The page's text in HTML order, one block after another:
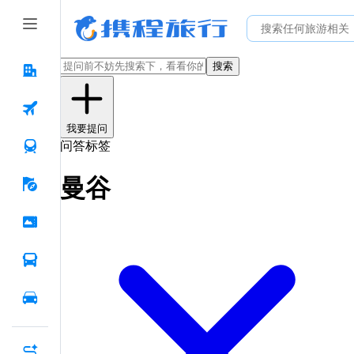
搜索
我要提问
问答标签
曼谷